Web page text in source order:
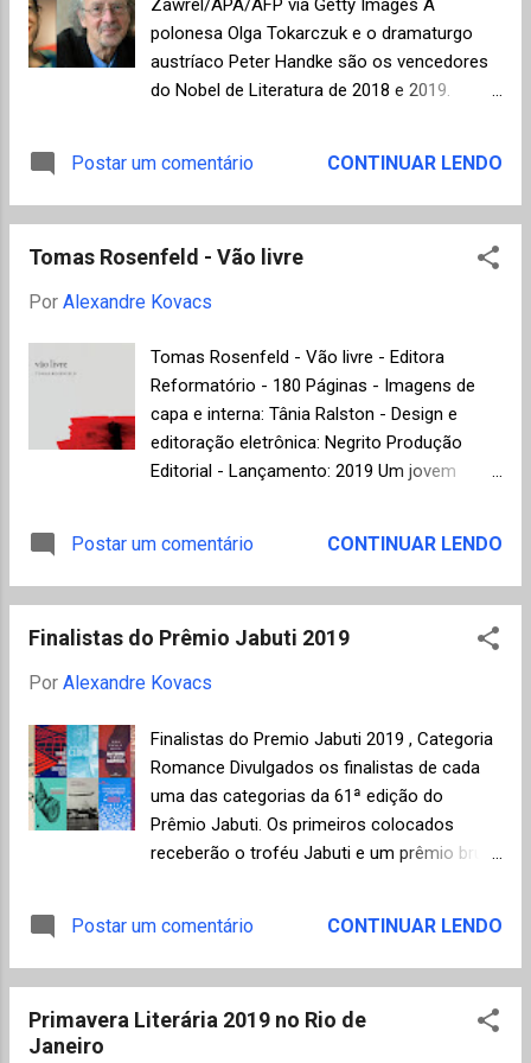
Categoria Conto – Prêmio Clarice Lispector
Vencedora: Kafkianas / Elvira Vigna /
Todavia. 2º lugar: Um exu em Nova York /
Alfaguara. Categoria Ensaio Literário –
Maquinação do mundo: D...
polonesa Olga Tokarczuk e o dramaturgo
austríaco Peter Handke são os vencedores
do Nobel de Literatura de 2018 e 2019.
vazamento de informações, a Academia
divulga dois vencedores de uma só vez,
coroas suecas ou o equivalente a R$ 3,7
vencedora do Man Booker International Prize
versão 2018 com o romance Flights ,
lançado no Brasil em 2014 como Os
Vagantes pela editora Tinta Negra. O livro
narra as histórias de várias personagens
Aquiles, passando por um escravo tornado
mulher, no presente, que acompanha o seu
marido num cruzeiro nas ilhas gregas. Ela
Postar um comentário CONTINUAR LENDO
Tomas Rosenfeld - Vão livre
Por Alexandre Kovacs
Tomas Rosenfeld - Vão livre - Editora
Reformatório - 180 Páginas - Imagens de
capa e interna: Tânia Ralston - Design e
editoração eletrônica: Negrito Produção
Editorial - Lançamento: 2019 Um jovem
acumulado na curta carreira profissional de
Kees, então com trinta e quatro anos, e
as duas filhas pequenas, reservando apenas
os recursos necessários para a compra de
romance ficará mais claro para o leitor os
motivos que levaram a essa mudança
radical, assim como os perfis psicológicos e
as diferentes aspirações dos personagens
em uma estrutura de narrativas alternadas
em primeira pessoa. O fato é que toda a
adptação aos costumes brasileiros e as
língua, particularmente para as crianças na
escola, e uma nova divisão de responsabil...
Postar um comentário CONTINUAR LENDO
Finalistas do Prêmio Jabuti 2019
Por Alexandre Kovacs
Finalistas do Premio Jabuti 2019 , Categoria
Romance Divulgados os finalistas de cada
uma das categorias da 61ª edição do
Prêmio Jabuti. Os primeiros colocados
receberão o troféu Jabuti e um prêmio bruto
obra com a maior média atribuída pelo
corpo de jurados com o prêmio em dinheiro
resenhado aqui no Mundo de K alguns dos
Postar um comentário CONTINUAR LENDO
Primavera Literária 2019 no Rio de
Janeiro